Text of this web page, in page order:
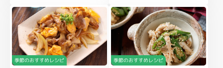
季節のおすすめレシピ 季節のおすすめレシピ